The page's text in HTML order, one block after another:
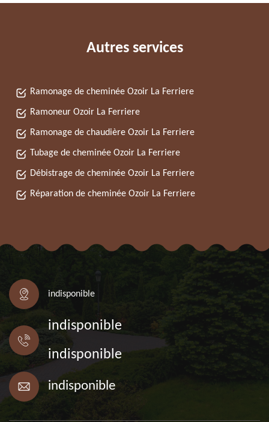
Autres services
Ramonage de cheminée Ozoir La Ferriere
Ramoneur Ozoir La Ferriere
Ramonage de chaudière Ozoir La Ferriere
Tubage de cheminée Ozoir La Ferriere
Débistrage de cheminée Ozoir La Ferriere
Réparation de cheminée Ozoir La Ferriere
indisponible
indisponible
indisponible
indisponible